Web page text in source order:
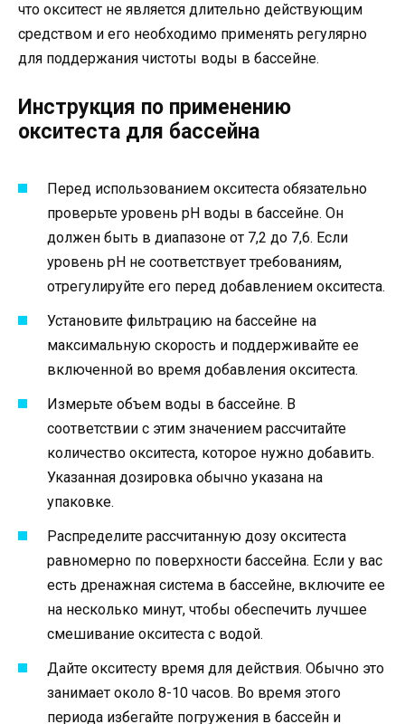
что окситест не является длительно действующим
средством и его необходимо применять регулярно
для поддержания чистоты воды в бассейне.
Инструкция по применению
окситеста для бассейна
Перед использованием окситеста обязательно
проверьте уровень pH воды в бассейне. Он
должен быть в диапазоне от 7,2 до 7,6. Если
уровень pH не соответствует требованиям,
отрегулируйте его перед добавлением окситеста.
Установите фильтрацию на бассейне на
максимальную скорость и поддерживайте ее
включенной во время добавления окситеста.
Измерьте объем воды в бассейне. В
соответствии с этим значением рассчитайте
количество окситеста, которое нужно добавить.
Указанная дозировка обычно указана на
упаковке.
Распределите рассчитанную дозу окситеста
равномерно по поверхности бассейна. Если у вас
есть дренажная система в бассейне, включите ее
на несколько минут, чтобы обеспечить лучшее
смешивание окситеста с водой.
Дайте окситесту время для действия. Обычно это
занимает около 8-10 часов. Во время этого
периода избегайте погружения в бассейн и